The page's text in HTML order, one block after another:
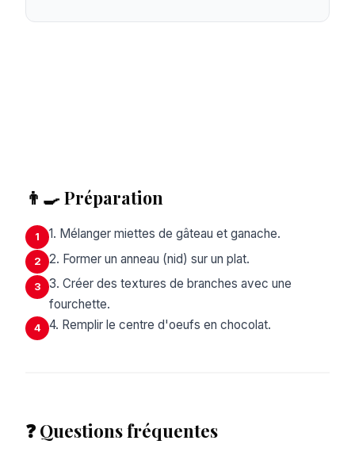
👨‍🍳 Préparation
1 1. Mélanger miettes de gâteau et ganache.
2 2. Former un anneau (nid) sur un plat.
3
3. Créer des textures de branches avec une
fourchette.
4 4. Remplir le centre d'oeufs en chocolat.
❓ Questions fréquentes